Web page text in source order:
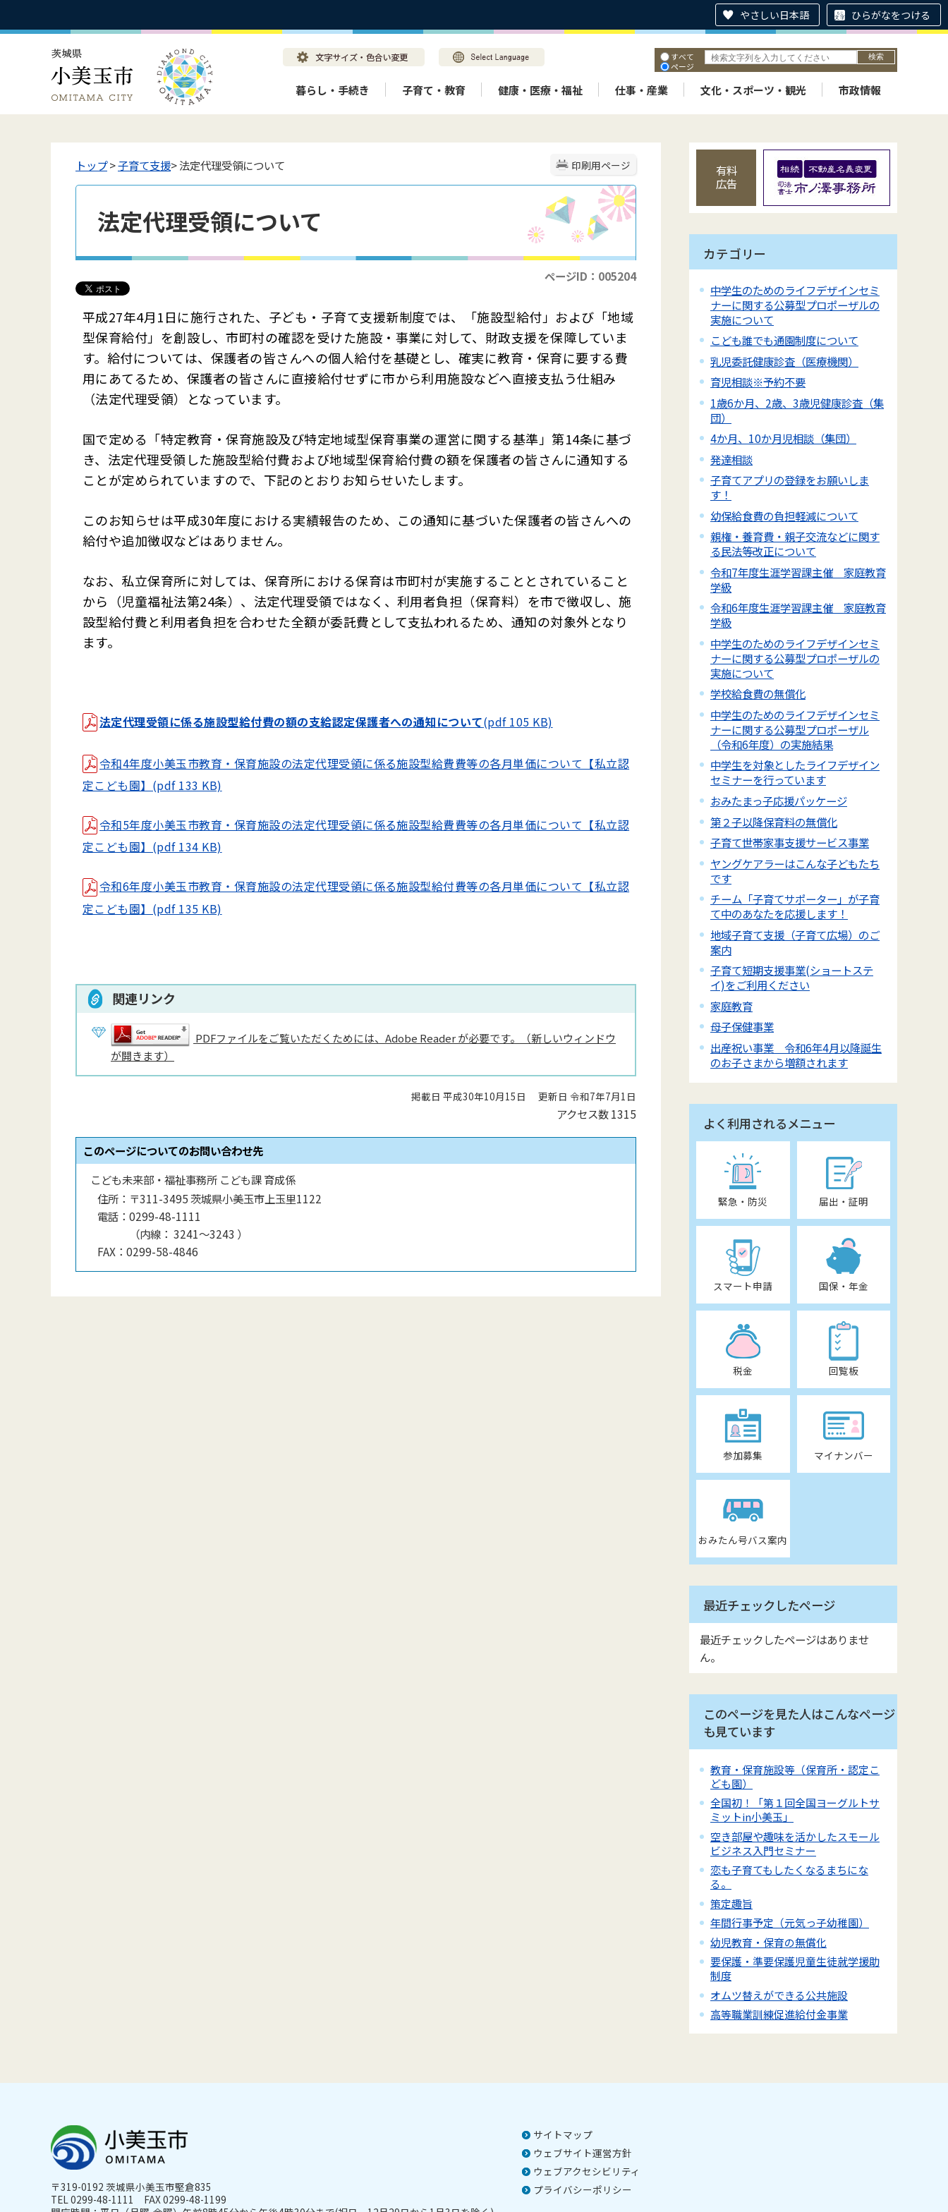
やさしい日本語 ひらがなをつける
すべて
ページ
暮らし・手続き 子育て・教育 健康・医療・福祉 仕事・産業 文化・スポーツ・観光 市政情報
印刷用ページ
トップ>子育て支援> 法定代理受領について
法定代理受領について
ページID：005204
平成27年4月1日に施行された、子ども・子育て支援新制度では、「施設型給付」および「地域
型保育給付」を創設し、市町村の確認を受けた施設・事業に対して、財政支援を保障していま
す。給付については、保護者の皆さんへの個人給付を基礎とし、確実に教育・保育に要する費
用にあてるため、保護者の皆さんに直接給付せずに市から利用施設などへ直接支払う仕組み
（法定代理受領）となっています。
国で定める「特定教育・保育施設及び特定地域型保育事業の運営に関する基準」第14条に基づ
き、法定代理受領した施設型給付費および地域型保育給付費の額を保護者の皆さんに通知する
ことが定められていますので、下記のとおりお知らせいたします。
このお知らせは平成30年度における実績報告のため、この通知に基づいた保護者の皆さんへの
給付や追加徴収などはありません。
なお、私立保育所に対しては、保育所における保育は市町村が実施することとされていること
から（児童福祉法第24条）、法定代理受領ではなく、利用者負担（保育料）を市で徴収し、施
設型給付費と利用者負担を合わせた全額が委託費として支払われるため、通知の対象外となり
ます。
法定代理受領に係る施設型給付費の額の支給認定保護者への通知について(pdf 105 KB)
令和4年度小美玉市教育・保育施設の法定代理受領に係る施設型給費費等の各月単価について【私立認
定こども園】(pdf 133 KB)
令和5年度小美玉市教育・保育施設の法定代理受領に係る施設型給費費等の各月単価について【私立認
定こども園】(pdf 134 KB)
令和6年度小美玉市教育・保育施設の法定代理受領に係る施設型給付費等の各月単価について【私立認
定こども園】(pdf 135 KB)
関連リンク
PDFファイルをご覧いただくためには、Adobe Reader が必要です。（新しいウィンドウ
が開きます）
掲載日 平成30年10月15日 更新日 令和7年7月1日
アクセス数1315
このページについてのお問い合わせ先
こども未来部・福祉事務所 こども課 育成係
住所： 〒311-3495 茨城県小美玉市上玉里1122
電話： 0299-48-1111
（内線 ： 3241～3243 ）
FAX： 0299-58-4846
有料
広告
カテゴリー
中学生のためのライフデザインセミ
ナーに関する公募型プロポーザルの
実施について
こども誰でも通園制度について
乳児委託健康診査（医療機関）
育児相談※予約不要
1歳6か月、2歳、3歳児健康診査（集
団）
4か月、10か月児相談（集団）
発達相談
子育てアプリの登録をお願いしま
す！
幼保給食費の負担軽減について
親権・養育費・親子交流などに関す
る民法等改正について
令和7年度生涯学習課主催 家庭教育
学級
令和6年度生涯学習課主催 家庭教育
学級
中学生のためのライフデザインセミ
ナーに関する公募型プロポーザルの
実施について
学校給食費の無償化
中学生のためのライフデザインセミ
ナーに関する公募型プロポーザル
（令和6年度）の実施結果
中学生を対象としたライフデザイン
セミナーを行っています
おみたまっ子応援パッケージ
第２子以降保育料の無償化
子育て世帯家事支援サービス事業
ヤングケアラーはこんな子どもたち
です
チーム「子育てサポーター」が子育
て中のあなたを応援します！
地域子育て支援（子育て広場）のご
案内
子育て短期支援事業(ショートステ
イ)をご利用ください
家庭教育
母子保健事業
出産祝い事業 令和6年4月以降誕生
のお子さまから増額されます
よく利用されるメニュー
緊急・防災 届出・証明
スマート申請 国保・年金
税金 回覧板
参加募集 マイナンバー
おみたん号バス案内
最近チェックしたページ
最近チェックしたページはありませ
ん。
このページを見た人はこんなページ
も見ています
教育・保育施設等（保育所・認定こ
ども園）
全国初！「第１回全国ヨーグルトサ
ミットin小美玉」
空き部屋や趣味を活かしたスモール
ビジネス入門セミナー
恋も子育てもしたくなるまちにな
る。
策定趣旨
年間行事予定（元気っ子幼稚園）
幼児教育・保育の無償化
要保護・準要保護児童生徒就学援助
制度
オムツ替えができる公共施設
高等職業訓練促進給付金事業
サイトマップ
ウェブサイト運営方針
ウェブアクセシビリティ
プライバシーポリシー
〒319-0192 茨城県小美玉市堅倉835
TEL 0299-48-1111 FAX 0299-48-1199